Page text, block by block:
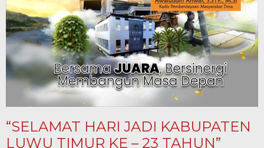
“SELAMAT HARI JADI KABUPATEN
LUWU TIMUR KE – 23 TAHUN”